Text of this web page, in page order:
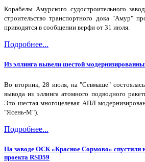
Корабелы Амурского судостроительного
строительство транспортного дока "Амур"
приводятся в сообщении верфи от 31 июля.
Подробнее...
Из эллинга вывели шестой
Во вторник, 28 июля, на "Севмаше"
вывода из эллинга атомного подводного
Это шестая многоцелевая АПЛ
"Ясень-М").
Подробнее...
На заводе ОСК «Красное Сормово» спустили
проекта RSD59